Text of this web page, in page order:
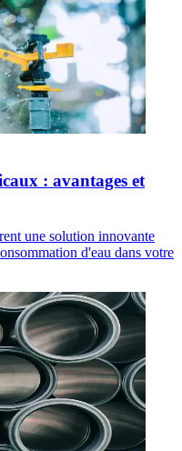
: avantages et
une solution innovante
d'eau dans votre